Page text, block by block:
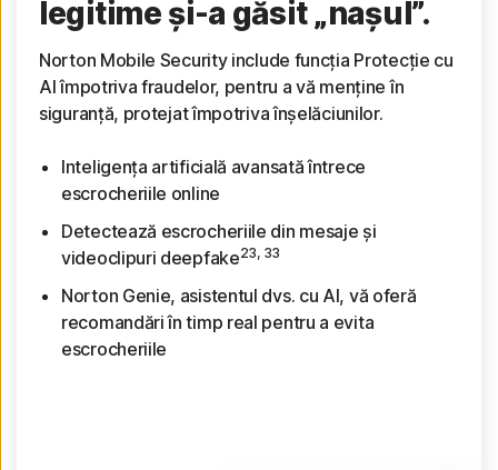
legitime și-a găsit „nașul”.
Norton Mobile Security include funcția Protecție cu
AI împotriva fraudelor, pentru a vă menține în
siguranță, protejat împotriva înșelăciunilor.
Inteligența artificială avansată întrece
escrocheriile online
Detectează escrocheriile din mesaje și
videoclipuri deepfake23, 33
Norton Genie, asistentul dvs. cu AI, vă oferă
recomandări în timp real pentru a evita
escrocheriile